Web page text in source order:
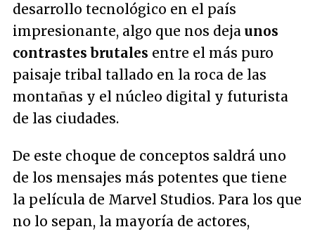
desarrollo tecnológico en el país
impresionante, algo que nos deja unos
contrastes brutales entre el más puro
paisaje tribal tallado en la roca de las
montañas y el núcleo digital y futurista
de las ciudades.
De este choque de conceptos saldrá uno
de los mensajes más potentes que tiene
la película de Marvel Studios. Para los que
no lo sepan, la mayoría de actores,